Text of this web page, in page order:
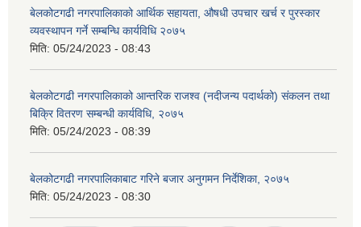
बेलकोटगढी नगरपालिकाको आर्थिक सहायता, औषधी उपचार खर्च र पुरस्कार
व्यवस्थापन गर्ने सम्बन्धि कार्यविधि २०७५
मिति: 05/24/2023 - 08:43
बेलकोटगढी नगरपालिकाको आन्तरिक राजश्व (नदीजन्य पदार्थको) संकलन तथा
बिक्रि वितरण सम्बन्धी कार्यविधि, २०७५
मिति: 05/24/2023 - 08:39
बेलकोटगढी नगरपालिकाबाट गरिने बजार अनुगमन निर्देशिका, २०७५
मिति: 05/24/2023 - 08:30